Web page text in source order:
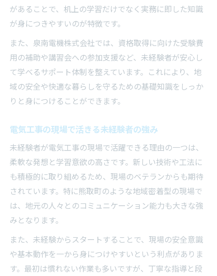
があることで、机上の学習だけでなく実務に即した知識
が身につきやすいのが特徴です。
また、泉南電機株式会社では、資格取得に向けた受験費
用の補助や講習会への参加支援など、未経験者が安心し
て学べるサポート体制を整えています。これにより、地
域の安全や快適な暮らしを守るための基礎知識をしっか
りと身につけることができます。
電気工事の現場で活きる未経験者の強み
未経験者が電気工事の現場で活躍できる理由の一つは、
柔軟な発想と学習意欲の高さです。新しい技術や工法に
も積極的に取り組めるため、現場のベテランからも期待
されています。特に熊取町のような地域密着型の現場で
は、地元の人々とのコミュニケーション能力も大きな強
みとなります。
また、未経験からスタートすることで、現場の安全意識
や基本動作を一から身につけやすいという利点がありま
す。最初は慣れない作業も多いですが、丁寧な指導と段